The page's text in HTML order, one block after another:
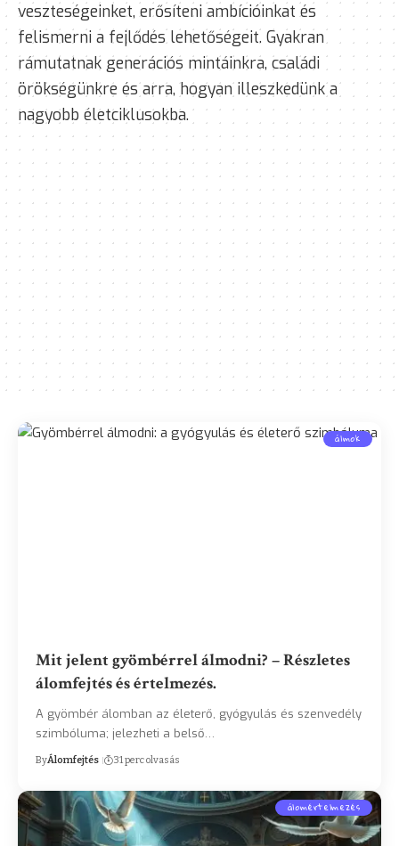
veszteségeinket, erősíteni ambícióinkat és
felismerni a fejlődés lehetőségeit. Gyakran
rámutatnak generációs mintáinkra, családi
örökségünkre és arra, hogyan illeszkedünk a
nagyobb életciklusokba.
álmok
Mit jelent gyömbérrel álmodni? – Részletes
álomfejtés és értelmezés.
A gyömbér álomban az életerő, gyógyulás és szenvedély
szimbóluma; jelezheti a belső…
ByÁlomfejtés 31 perc olvasás
álomértelmezés